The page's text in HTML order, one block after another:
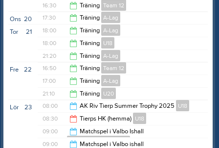
22:10
16:50
16:30 Träning Team 12
17:30
20
Ons 17:30 Träning A-Lag
18:30
21
Tor 18:00 Träning A-Lag
19:00
18:00 Träning U18
19:00
21:20 Träning A-Lag
22:20
22
Fre 16:50 Träning Team 12
18:40
17:00 Träning A-Lag
18:00
21:10 Träning U20
22:10
23
Lör 08:00 AK Riv Tierp Summer Trophy 2025 U18
00:00
08:30 Tierps HK (hemma) U18
10:30
09:00
Matchspel i Valbo Ishall
Team 17 Hockeyskolan
09:00
Matchspel i Valbo ishall